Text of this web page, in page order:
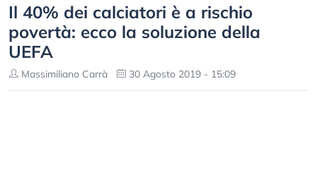
Il 40% dei calciatori è a rischio
povertà: ecco la soluzione della
UEFA
Massimiliano Carrà 30 Agosto 2019 - 15:09